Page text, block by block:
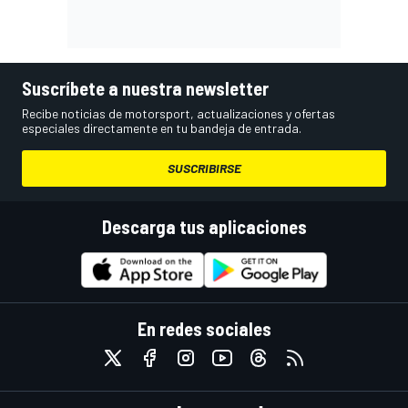
Suscríbete a nuestra newsletter
Recibe noticias de motorsport, actualizaciones y ofertas
especiales directamente en tu bandeja de entrada.
SUSCRIBIRSE
Descarga tus aplicaciones
En redes sociales